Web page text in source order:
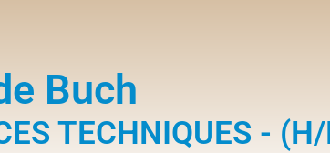
Buch
TECHNIQUES -